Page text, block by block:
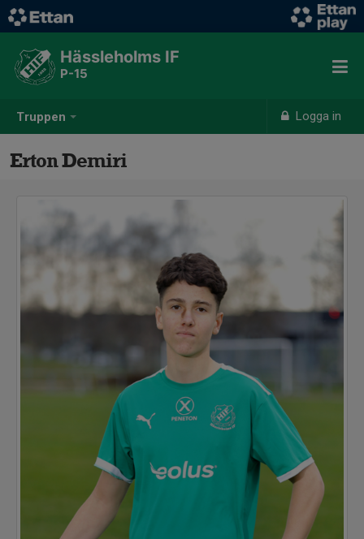
Truppen Logga in
Hässleholms IF
P-15
Erton Demiri